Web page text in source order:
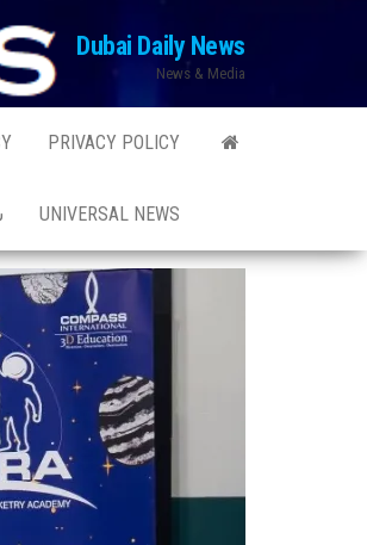
content
Dubai Daily News
News & Media
PRIVACY POLICY
UNIVERSAL NEWS